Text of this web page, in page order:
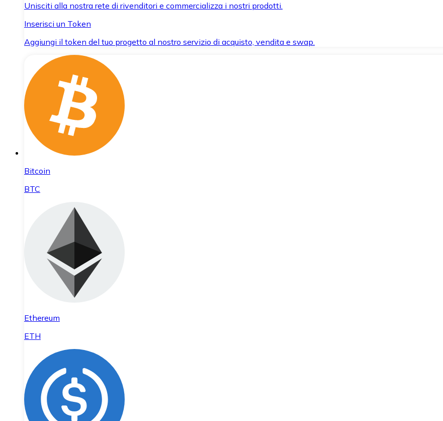
Unisciti alla nostra rete di rivenditori e commercializza i nostri prodotti.
Inserisci un Token
Aggiungi il token del tuo progetto al nostro servizio di acquisto, vendita e swap.
Bitcoin
BTC
Ethereum
ETH